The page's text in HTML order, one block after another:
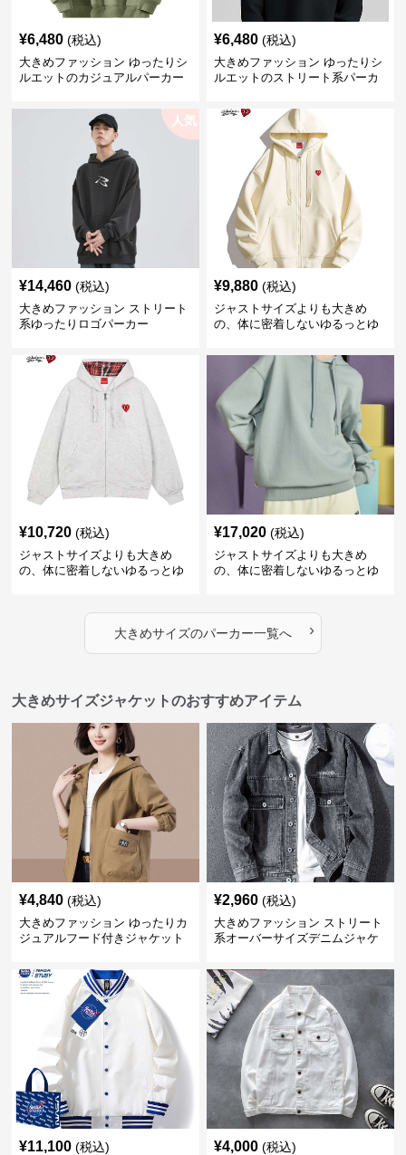
¥6,480 (税込)
大きめファッション ゆったりシ
ルエットのカジュアルパーカー
¥6,480 (税込)
大きめファッション ゆったりシ
ルエットのストリート系パーカ
人気
¥14,460 (税込)
大きめファッション ストリート
系ゆったりロゴパーカー
¥9,880 (税込)
ジャストサイズよりも大きめ
の、体に密着しないゆるっとゆ
ゆったりハッピーハート ジップ
アップパーカー
¥10,720 (税込)
ジャストサイズよりも大きめ
の、体に密着しないゆるっとゆ
アップパーカー
¥17,020 (税込)
ジャストサイズよりも大きめ
の、体に密着しないゆるっとゆ
大きめサイズのパーカー一覧へ ›
大きめサイズジャケットのおすすめアイテム
¥4,840 (税込)
大きめファッション ゆったりカ
ジュアルフード付きジャケット
¥2,960 (税込)
大きめファッション ストリート
系オーバーサイズデニムジャケ
¥11,100 (税込) ¥4,000 (税込)